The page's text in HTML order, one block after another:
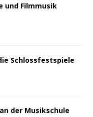
und Filmmusik
Schlossfestspiele
der Musikschule